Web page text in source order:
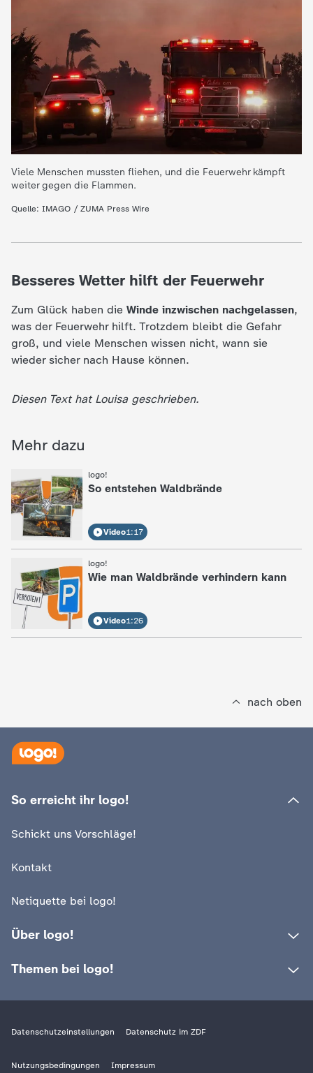
a
c
h
h
d
e
Z
D
Viele Menschen mussten fliehen, und die Feuerwehr kämpft
weiter gegen die Flammen.
Quelle: IMAGO / ZUMA Press Wire
Besseres Wetter hilft der Feuerwehr
Zum Glück haben die Winde inzwischen nachgelassen,
was der Feuerwehr hilft. Trotzdem bleibt die Gefahr
groß, und viele Menschen wissen nicht, wann sie
wieder sicher nach Hause können.
Diesen Text hat Louisa geschrieben.
Mehr dazu
logo!
:
So entstehen Waldbrände
Video1:17
logo!
Wie man Waldbrände verhindern kann
Video1:26
nach oben
So erreicht ihr logo!
Schickt uns Vorschläge!
Kontakt
Netiquette bei logo!
Über logo!
Themen bei logo!
Datenschutzeinstellungen Datenschutz im ZDF
Nutzungsbedingungen Impressum